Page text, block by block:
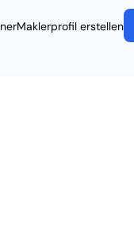
Maklerprofil erstellen